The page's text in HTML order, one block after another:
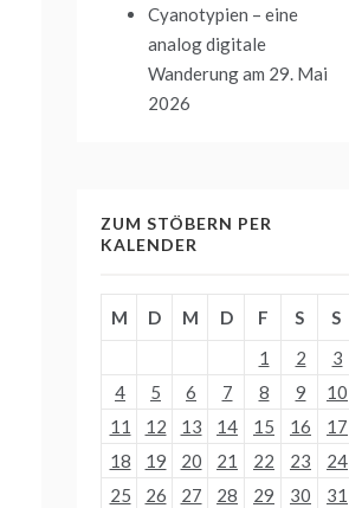
Cyanotypien – eine
analog digitale
Wanderungam 29. Mai
2026
ZUM STÖBERN PER
KALENDER
M D M D F S
S
1
2
3
4
5 6 7 8 9
10
11
12 13 14 15 16
17
18
19 20 21 22 23
24
25
26 27 28 29 30
31